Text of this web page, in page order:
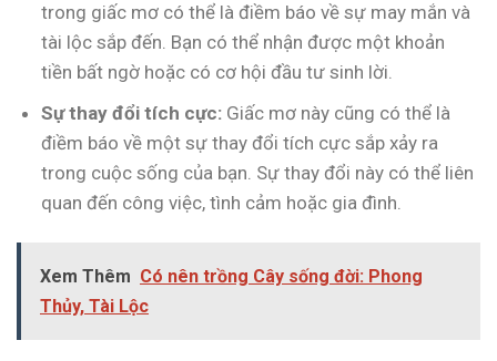
trong giấc mơ có thể là điềm báo về sự may mắn và
tài lộc sắp đến. Bạn có thể nhận được một khoản
tiền bất ngờ hoặc có cơ hội đầu tư sinh lời.
Sự thay đổi tích cực: Giấc mơ này cũng có thể là
điềm báo về một sự thay đổi tích cực sắp xảy ra
trong cuộc sống của bạn. Sự thay đổi này có thể liên
quan đến công việc, tình cảm hoặc gia đình.
Xem Thêm Có nên trồng Cây sống đời: Phong
Thủy, Tài Lộc